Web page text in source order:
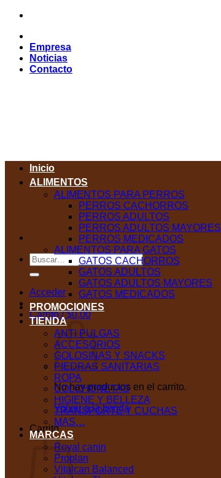
Saltar
contenido
Empresa
Noticias
Contacto
Buscar
por:
Acceder
Carrito /$0,00
No hay productos en el carrito.
Volver a la tienda
Carrito
Inicio
ALIMENTOS
ALIMENTOS PARA PERROS
PERROS CACHORROS
PERROS ADULTOS
PERROS ADULTOS MAYORES
PERROS MEDICADOS
ALIMENTOS PARA GATOS
GATOS CACHORROS
GATOS ADULTOS
GATOS ADULTOS MAYORES
GATOS MEDICADOS
PROMOCIONES
TIENDA
ANTI PULGAS
ACCESORIOS
GOLOSINAS Y SNACKS
PIEDRAS SANITARIAS
ROPA
COLCHONETAS
HIGIENE Y BELLEZA
TRANSPORTE Y CUCHAS
MAS…
MARCAS
Royal canin
Proplan
Vitalcan Balanced